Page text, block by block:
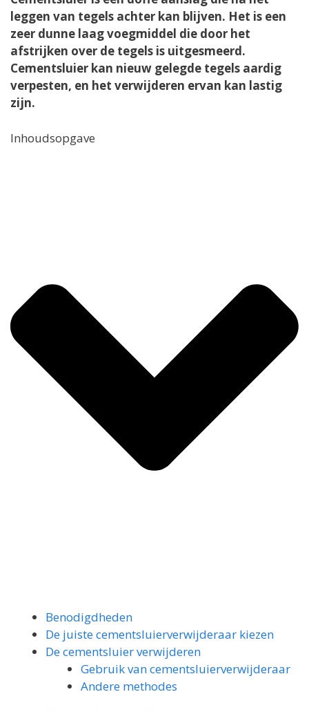
leggen van tegels achter kan blijven. Het is een
zeer dunne laag voegmiddel die door het
afstrijken over de tegels is uitgesmeerd.
Cementsluier kan nieuw gelegde tegels aardig
verpesten, en het verwijderen ervan kan lastig
zijn.
Inhoudsopgave
Benodigdheden
De juiste cementsluierverwijderaar kiezen
De cementsluier verwijderen
Gebruik van cementsluierverwijderaar
Andere methodes